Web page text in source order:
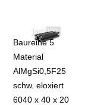
Baureihe 5
Material
AlMgSi0,5F25
schw. eloxiert
6040 x 40 x 20